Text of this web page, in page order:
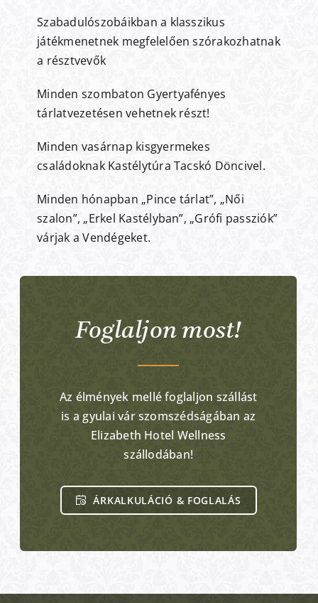
Szabadulószobáikban a klasszikus
játékmenetnek megfelelően szórakozhatnak
a résztvevők
Minden szombaton Gyertyafényes
tárlatvezetésen vehetnek részt!
Minden vasárnap kisgyermekes
családoknak Kastélytúra Tacskó Döncivel.
Minden hónapban „Pince tárlat”, „Női
szalon”, „Erkel Kastélyban”, „Grófi passziók”
várjak a Vendégeket.
Foglaljon most!
Az élmények mellé foglaljon szállást
is a gyulai vár szomszédságában az
Elizabeth Hotel Wellness
szállodában!
ÁRKALKULÁCIÓ & FOGLALÁS